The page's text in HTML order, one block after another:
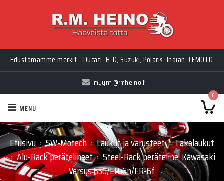
Myynti Ma-Pe 10-18, La 10-14, Huolto Ma-Pe 9-17
Edustamamme merkit - Ducati, H-D, Suzuki, Polaris, Indian, CFMOTO
myynti@rmheino.fi
0
MENU
Etusivu › SW-Motech › Laukut ja varusteet › Takalaukut
› Alu-Rack perätelineet › Steel-Rack peräteline, Kawasaki
Versys 650/ER-6n/ER-6f